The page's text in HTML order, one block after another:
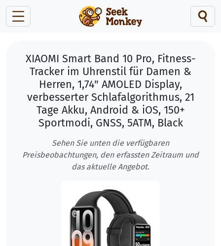
XIAOMI Smart Band 10 Pro, Fitness-
Tracker im Uhrenstil für Damen &
Herren, 1,74" AMOLED Display,
verbesserter Schlafalgorithmus, 21
Tage Akku, Android & iOS, 150+
Sportmodi, GNSS, 5ATM, Black
Sehen Sie unten die verfügbaren
Preisbeobachtungen, den erfassten Zeitraum und
das aktuelle Angebot.